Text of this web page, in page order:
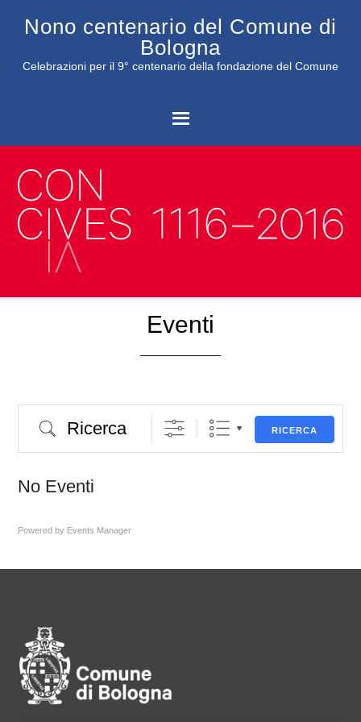
Nono centenario del Comune di
Bologna
Celebrazioni per il 9° centenario della fondazione del Comune
Eventi
Ricerca RICERCA
No Eventi
Powered by Events Manager